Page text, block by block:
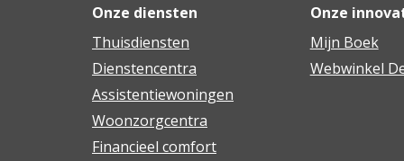
Onze diensten
Thuisdiensten
Dienstencentra
Assistentiewoningen
Woonzorgcentra
Financieel comfort
Onze
Mijn Boek
Webwinkel